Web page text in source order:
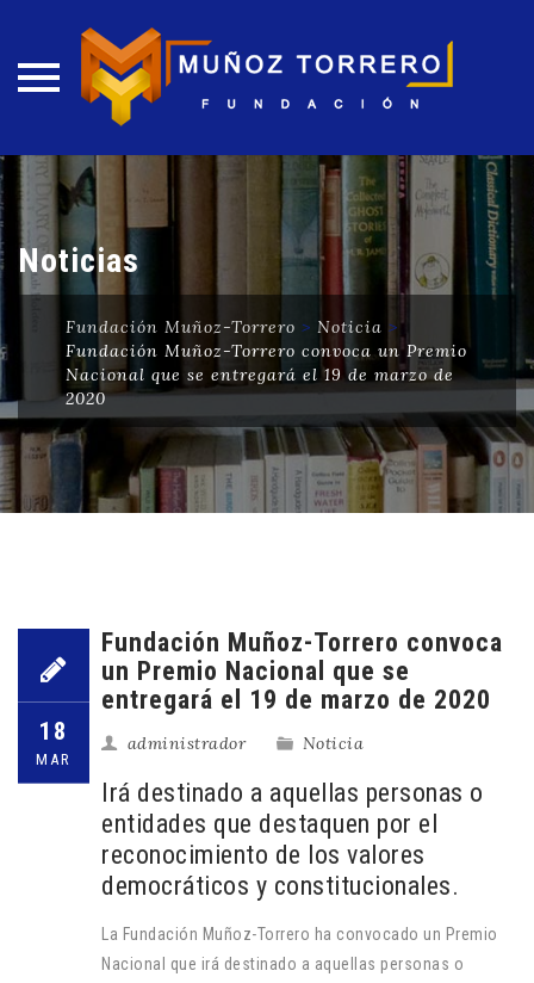
Skip
to
content
Noticias
Fundación Muñoz-Torrero > Noticia >
Fundación Muñoz-Torrero convoca un Premio
Nacional que se entregará el 19 de marzo de
2020
18
MAR
Fundación Muñoz-Torrero convoca
un Premio Nacional que se
entregará el 19 de marzo de 2020
administrador Noticia
Irá destinado a aquellas personas o
entidades que destaquen por el
reconocimiento de los valores
democráticos y constitucionales.
La Fundación Muñoz-Torrero ha convocado un Premio
Nacional que irá destinado a aquellas personas o